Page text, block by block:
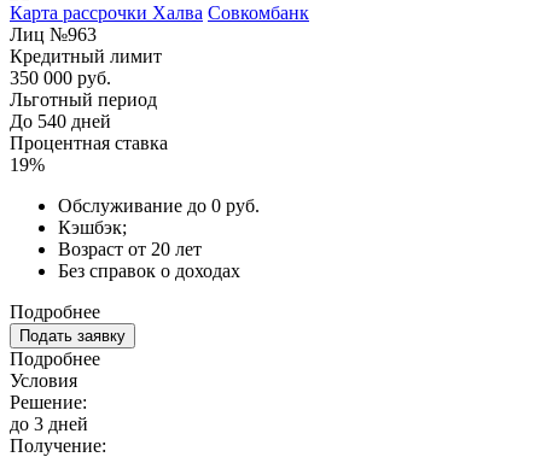
Карта рассрочки Халва Совкомбанк
Лиц №963
Кредитный лимит
350 000 руб.
Льготный период
До 540 дней
Процентная ставка
19%
Обслуживание до 0 руб.
Кэшбэк;
Возраст от 20 лет
Без справок о доходах
Подробнее
Подать заявку
Подробнее
Условия
Решение:
до 3 дней
Получение: